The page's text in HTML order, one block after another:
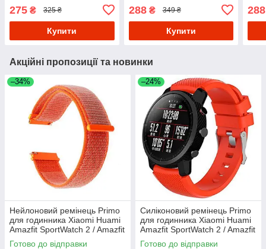
2/Amazfit Stratos -
Black&Green
275 ₴ 325 ₴
Купити
Amazfit Stratos -
Black&Green
288₴ 349 ₴
Купити
288
Акційні пропозиції та новинки
–34%
Нейлоновий ремінець Primo
для годинника Xiaomi Huami
Amazfit SportWatch 2 / Amazfit
Stratos - Orange
Готово до відправки
–24%
Силіконовий ремінець Primo
для годинника Xiaomi Huami
Amazfit SportWatch 2 / Amazfit
Stratos - Orange
Готово до відправки